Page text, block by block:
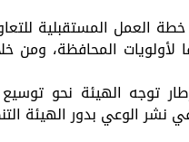
خطة العمل المستقبلية
المحافظة، ومن
توجه الهيئة نحو
نشر الوعي بدور الهيئة